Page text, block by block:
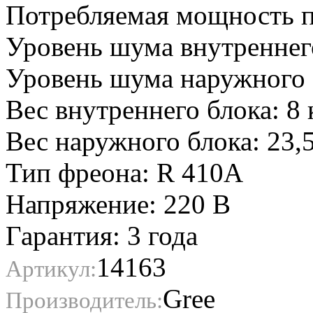
Потребляемая мощность
Уровень шума
Уровень шума
Вес внутреннего блока: 8
Вес наружного блока:
Тип фреона: R 410A
Напряжение: 220 В
Гарантия: 3 года
Артикул:14163
Производитель:Gree